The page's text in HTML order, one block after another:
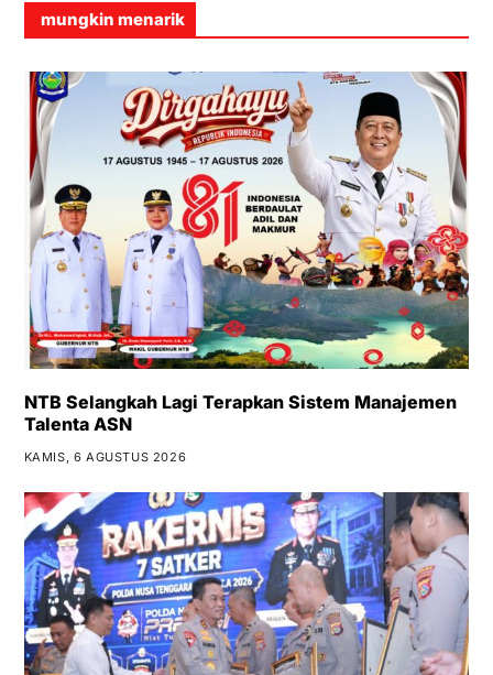
mungkin menarik
NTB Selangkah Lagi Terapkan Sistem Manajemen
Talenta ASN
KAMIS, 6 AGUSTUS 2026